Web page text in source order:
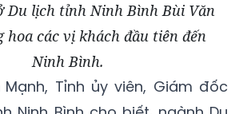
Du lịch tỉnh Ninh Bình Bùi Văn
hoa các vị khách đầu tiên đến
Ninh Bình.
Mạnh, Tỉnh ủy viên, Giám đốc